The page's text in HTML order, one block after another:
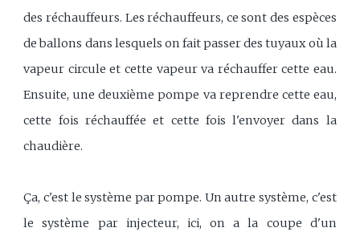
des réchauffeurs. Les réchauffeurs, ce sont des espèces
de ballons dans lesquels on fait passer des tuyaux où la
vapeur circule et cette vapeur va réchauffer cette eau.
Ensuite, une deuxième pompe va reprendre cette eau,
cette fois réchauffée et cette fois l'envoyer dans la
chaudière.
Ça, c'est le système par pompe. Un autre système, c'est
le système par injecteur, ici, on a la coupe d'un